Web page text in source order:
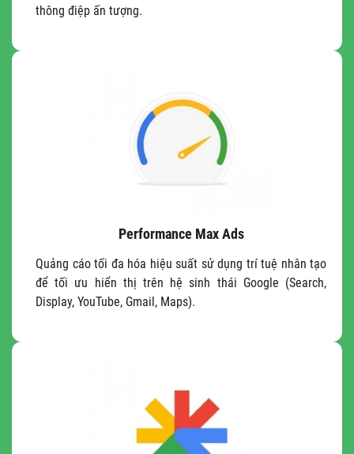
thông điệp ấn tượng.
Performance Max Ads
Quảng cáo tối đa hóa hiệu suất sử dụng trí tuệ nhân tạo
để tối ưu hiển thị trên hệ sinh thái Google (Search,
Display, YouTube, Gmail, Maps).